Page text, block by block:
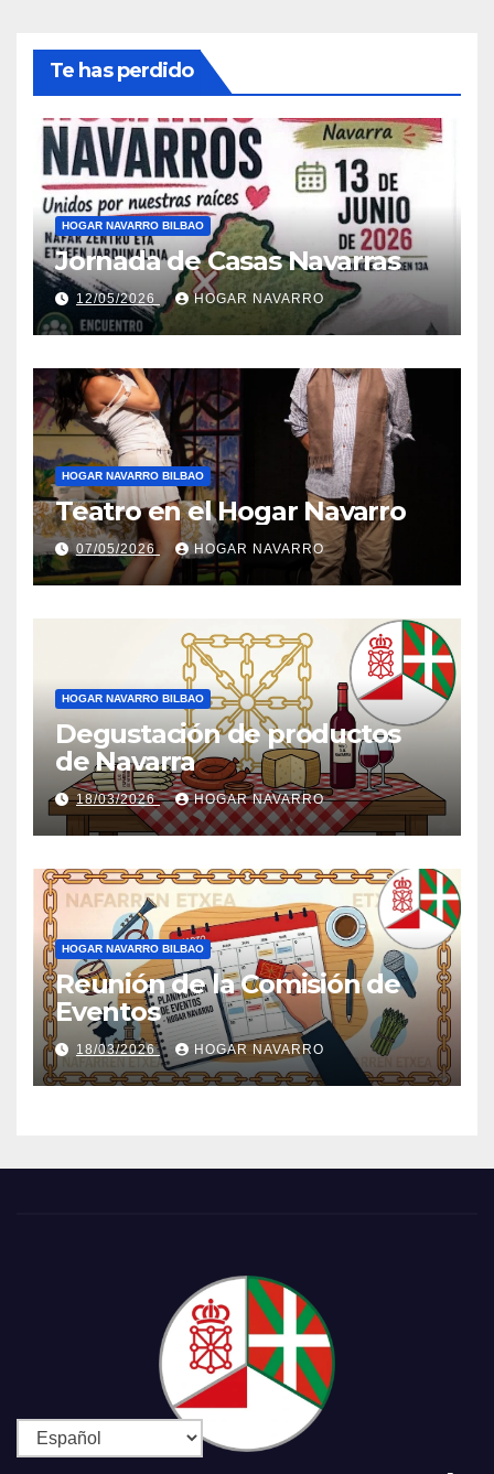
Te has perdido
HOGAR NAVARRO BILBAO
Jornada de Casas Navarras
12/05/2026 HOGAR NAVARRO
HOGAR NAVARRO BILBAO
Teatro en el Hogar Navarro
07/05/2026 HOGAR NAVARRO
HOGAR NAVARRO BILBAO
Degustación de productos
de Navarra
18/03/2026 HOGAR NAVARRO
HOGAR NAVARRO BILBAO
Reunión de la Comisión de
Eventos
18/03/2026 HOGAR NAVARRO